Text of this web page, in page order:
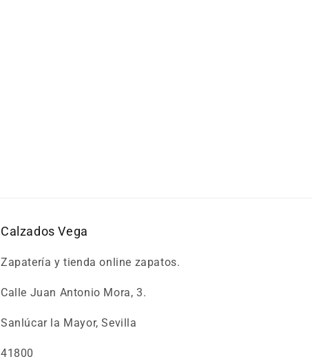
Calzados Vega
Zapatería y tienda online zapatos.
Calle Juan Antonio Mora, 3.
Sanlúcar la Mayor, Sevilla
41800